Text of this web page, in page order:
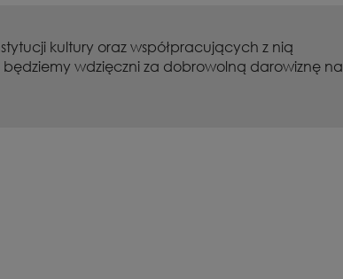
kultury oraz współpracujących z nią
wdzięczni za dobrowolną darowiznę na